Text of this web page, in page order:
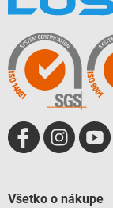
Všetko o nákupe